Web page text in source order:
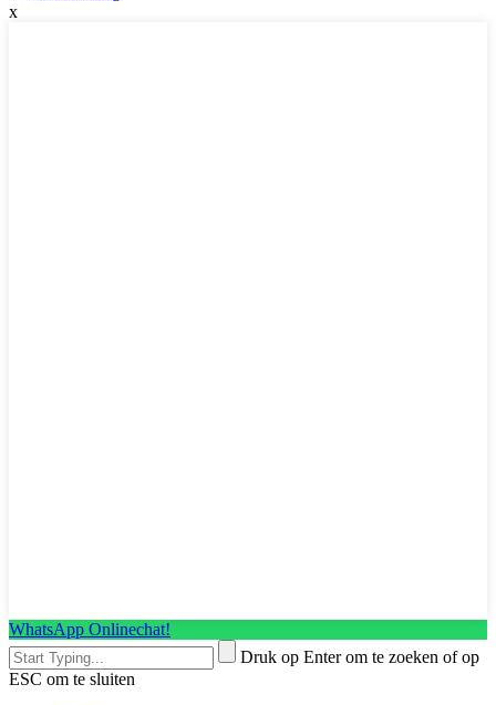
x
WhatsApp Onlinechat!
Druk op Enter om te zoeken of op
ESC om te sluiten